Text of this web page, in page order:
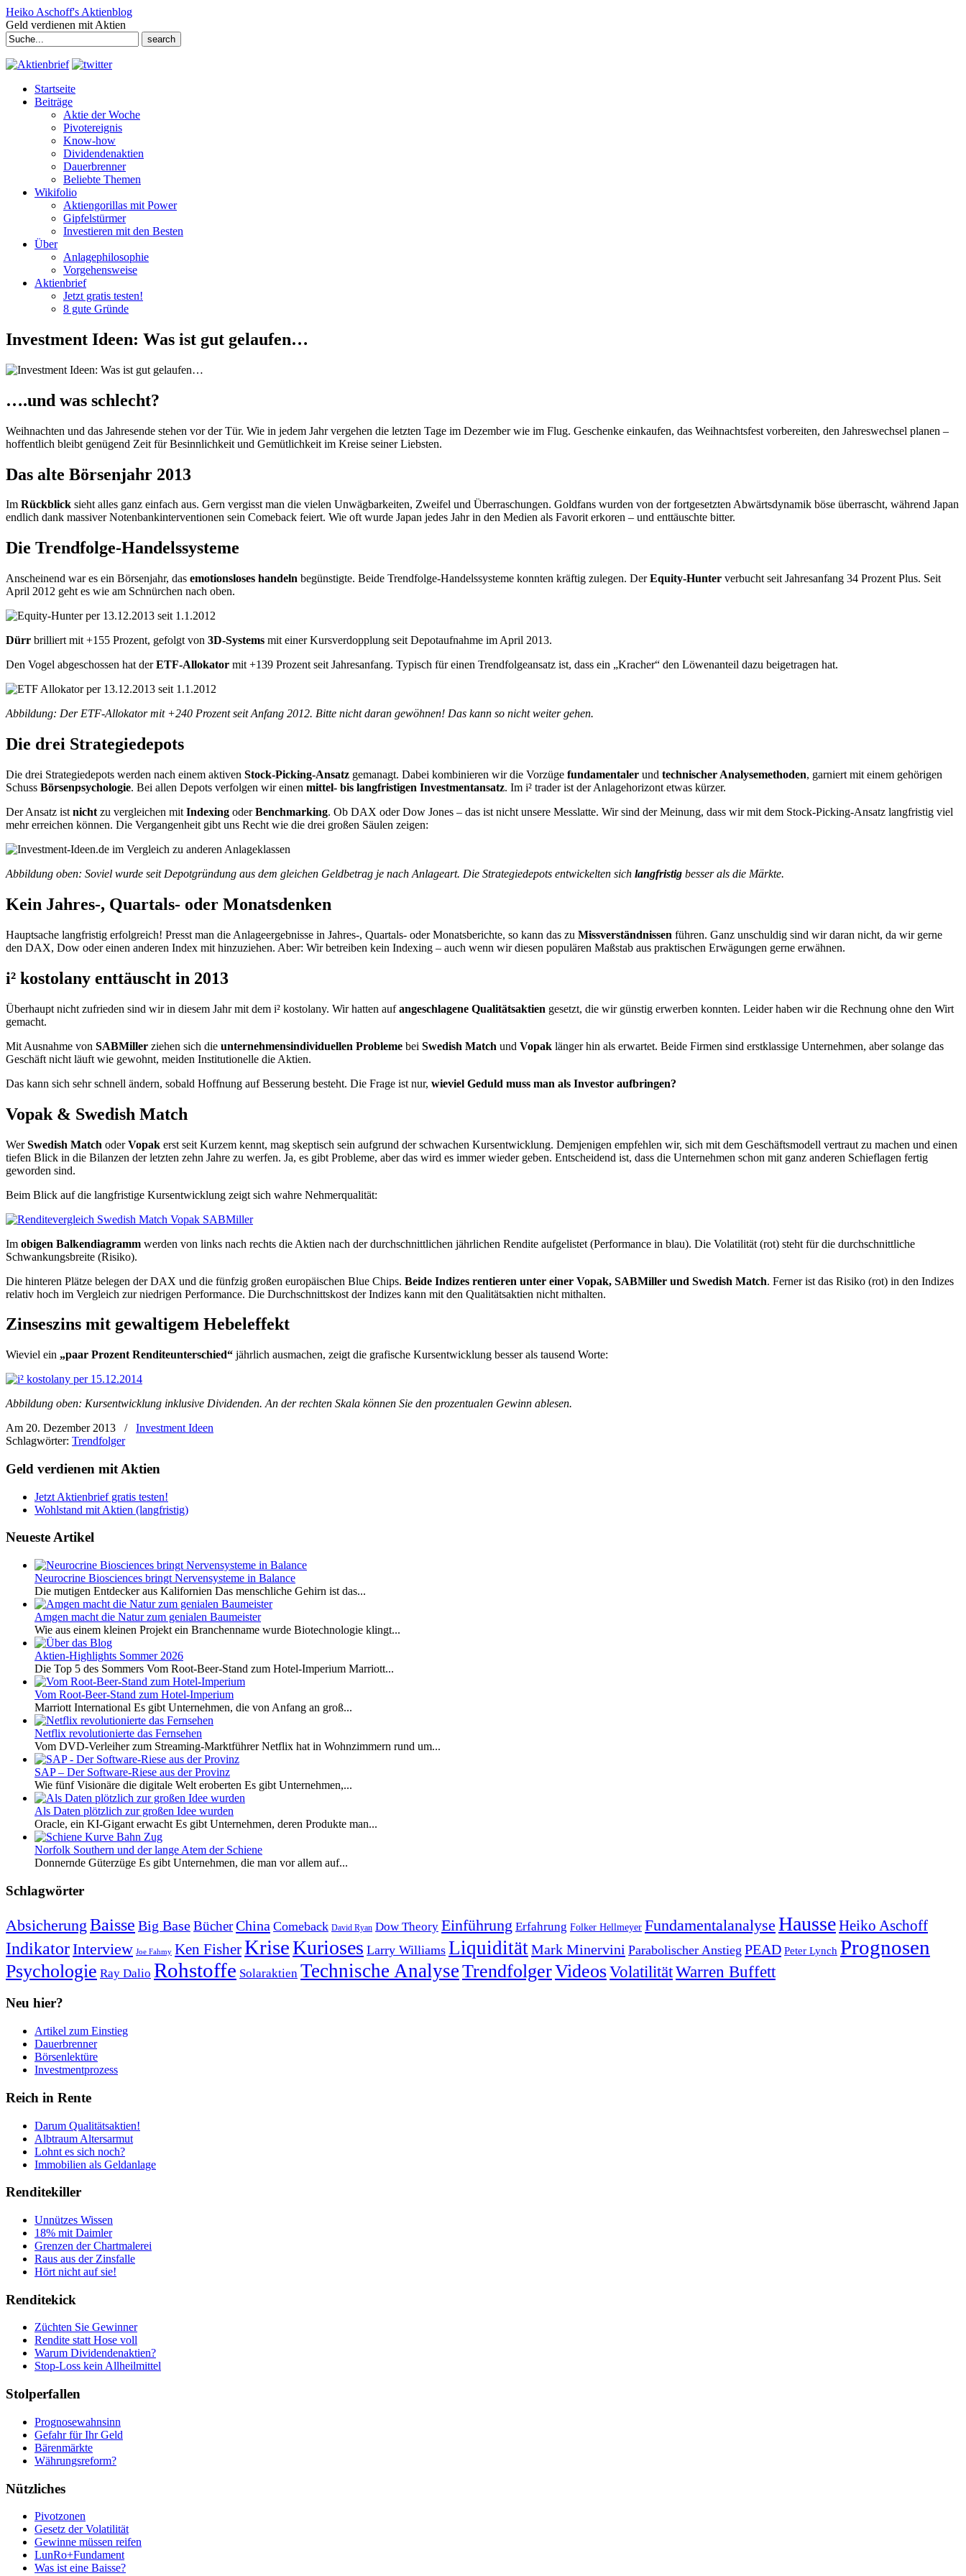
Heiko Aschoff's Aktienblog
Geld verdienen mit Aktien
Search
for:
Startseite
Beiträge
Aktie der Woche
Pivotereignis
Know-how
Dividendenaktien
Dauerbrenner
Beliebte Themen
Wikifolio
Aktiengorillas mit Power
Gipfelstürmer
Investieren mit den Besten
Über
Anlagephilosophie
Vorgehensweise
Aktienbrief
Jetzt gratis testen!
8 gute Gründe
Investment Ideen: Was ist gut gelaufen…
….und was schlecht?
Weihnachten und das Jahresende stehen vor der Tür. Wie in jedem Jahr vergehen die letzten Tage im Dezember wie im Flug. Geschenke einkaufen, das Weihnachtsfest vorbereiten, den Jahreswechsel planen –
hoffentlich bleibt genügend Zeit für Besinnlichkeit und Gemütlichkeit im Kreise seiner Liebsten.
Das alte Börsenjahr 2013
Im Rückblick sieht alles ganz einfach aus. Gern vergisst man die vielen Unwägbarkeiten, Zweifel und Überraschungen. Goldfans wurden von der fortgesetzten Abwärtsdynamik böse überrascht, während Japan
endlich dank massiver Notenbankinterventionen sein Comeback feiert. Wie oft wurde Japan jedes Jahr in den Medien als Favorit erkoren – und enttäuschte bitter.
Die Trendfolge-Handelssysteme
Anscheinend war es ein Börsenjahr, das emotionsloses handeln begünstigte. Beide Trendfolge-Handelssysteme konnten kräftig zulegen. DerEquity-Hunter verbucht seit Jahresanfang 34 Prozent Plus. Seit
April 2012 geht es wie am Schnürchen nach oben.
Dürr brilliert mit +155 Prozent, gefolgt von 3D-Systems mit einer Kursverdopplung seit Depotaufnahme im April 2013.
Den Vogel abgeschossen hat derETF-Allokator mit +139 Prozent seit Jahresanfang. Typisch für einen Trendfolgeansatz ist, dass ein „Kracher“ den Löwenanteil dazu beigetragen hat.
Abbildung: Der ETF-Allokator mit +240 Prozent seit Anfang 2012. Bitte nicht daran gewöhnen! Das kann so nicht weiter gehen.
Die drei Strategiedepots
Die drei Strategiedepots werden nach einem aktiven Stock-Picking-Ansatz gemanagt. Dabei kombinieren wir die Vorzüge fundamentaler und technischer Analysemethoden, garniert mit einem gehörigen
Schuss Börsenpsychologie. Bei allen Depots verfolgen wir einen mittel- bis langfristigen Investmentansatz. Im i² trader ist der Anlagehorizont etwas kürzer.
Der Ansatz ist nicht zu vergleichen mit Indexing oderBenchmarking. Ob DAX oder Dow Jones – das ist nicht unsere Messlatte. Wir sind der Meinung, dass wir mit dem Stock-Picking-Ansatz langfristig viel
mehr erreichen können. Die Vergangenheit gibt uns Recht wie die drei großen Säulen zeigen:
Abbildung oben: Soviel wurde seit Depotgründung aus dem gleichen Geldbetrag je nach Anlageart. Die Strategiedepots entwickelten sich langfristig besser als die Märkte.
Kein Jahres-, Quartals- oder Monatsdenken
Hauptsache langfristig erfolgreich! Presst man die Anlageergebnisse in Jahres-, Quartals- oder Monatsberichte, so kann das zu Missverständnissen führen. Ganz unschuldig sind wir daran nicht, da wir gerne
den DAX, Dow oder einen anderen Index mit hinzuziehen. Aber: Wir betreiben kein Indexing – auch wenn wir diesen populären Maßstab aus praktischen Erwägungen gerne erwähnen.
i² kostolany enttäuscht in 2013
Überhaupt nicht zufrieden sind wir in diesem Jahr mit dem i² kostolany. Wir hatten aufangeschlagene Qualitätsaktien gesetzt, die wir günstig erwerben konnten. Leider haben wir die Rechnung ohne den Wirt
gemacht.
Mit Ausnahme von SABMiller ziehen sich die unternehmensindividuellen Probleme bei Swedish Match und Vopak länger hin als erwartet. Beide Firmen sind erstklassige Unternehmen, aber solange das
Geschäft nicht läuft wie gewohnt, meiden Institutionelle die Aktien.
Das kann sich sehr schnell ändern, sobald Hoffnung auf Besserung besteht. Die Frage ist nur, wieviel Geduld muss man als Investor aufbringen?
Vopak & Swedish Match
WerSwedish Match oderVopak erst seit Kurzem kennt, mag skeptisch sein aufgrund der schwachen Kursentwicklung. Demjenigen empfehlen wir, sich mit dem Geschäftsmodell vertraut zu machen und einen
tiefen Blick in die Bilanzen der letzten zehn Jahre zu werfen. Ja, es gibt Probleme, aber das wird es immer wieder geben. Entscheidend ist, dass die Unternehmen schon mit ganz anderen Schieflagen fertig
geworden sind.
Beim Blick auf die langfristige Kursentwicklung zeigt sich wahre Nehmerqualität:
Im obigen Balkendiagramm werden von links nach rechts die Aktien nach der durchschnittlichen jährlichen Rendite aufgelistet (Performance in blau). Die Volatilität (rot) steht für die durchschnittliche
Schwankungsbreite (Risiko).
Die hinteren Plätze belegen der DAX und die fünfzig großen europäischen Blue Chips. Beide Indizes rentieren unter einer Vopak, SABMiller und Swedish Match. Ferner ist das Risiko (rot) in den Indizes
relativ hoch im Vergleich zur niedrigen Performance. Die Durchschnittskost der Indizes kann mit den Qualitätsaktien nicht mithalten.
Zinseszins mit gewaltigem Hebeleffekt
Wieviel ein „paar Prozent Renditeunterschied“ jährlich ausmachen, zeigt die grafische Kursentwicklung besser als tausend Worte:
Abbildung oben: Kursentwicklung inklusive Dividenden. An der rechten Skala können Sie den prozentualen Gewinn ablesen.
Am 20. Dezember 2013
/
Investment Ideen
Schlagwörter: Trendfolger
Geld verdienen mit Aktien
Jetzt Aktienbrief gratis testen!
Wohlstand mit Aktien (langfristig)
Neueste Artikel
Neurocrine Biosciences bringt Nervensysteme in Balance
Die mutigen Entdecker aus Kalifornien Das menschliche Gehirn ist das...
Amgen macht die Natur zum genialen Baumeister
Wie aus einem kleinen Projekt ein Branchenname wurde Biotechnologie klingt...
Aktien-Highlights Sommer 2026
Die Top 5 des Sommers Vom Root-Beer-Stand zum Hotel-Imperium Marriott...
Vom Root-Beer-Stand zum Hotel-Imperium
Marriott International Es gibt Unternehmen, die von Anfang an groß...
Netflix revolutionierte das Fernsehen
Vom DVD-Verleiher zum Streaming-Marktführer Netflix hat in Wohnzimmern rund um...
SAP – Der Software-Riese aus der Provinz
Wie fünf Visionäre die digitale Welt eroberten Es gibt Unternehmen,...
Als Daten plötzlich zur großen Idee wurden
Oracle, ein KI-Gigant erwacht Es gibt Unternehmen, deren Produkte man...
Norfolk Southern und der lange Atem der Schiene
Donnernde Güterzüge Es gibt Unternehmen, die man vor allem auf...
Schlagwörter
Absicherung Baisse Big BaseBücherChina Comeback David Ryan Dow Theory Einführung Erfahrung Folker Hellmeyer Fundamentalanalyse HausseHeiko Aschoff
IndikatorInterview Joe Fahmy Ken FisherKriseKurioses Larry Williams LiquiditätMark Minervini Parabolischer Anstieg PEAD Peter Lynch Prognosen
Psychologie Ray Dalio Rohstoffe Solaraktien Technische AnalyseTrendfolgerVideosVolatilitätWarren Buffett
Neu hier?
Artikel zum Einstieg
Dauerbrenner
Börsenlektüre
Investmentprozess
Reich in Rente
Darum Qualitätsaktien!
Albtraum Altersarmut
Lohnt es sich noch?
Immobilien als Geldanlage
Renditekiller
Unnützes Wissen
18% mit Daimler
Grenzen der Chartmalerei
Raus aus der Zinsfalle
Hört nicht auf sie!
Renditekick
Züchten Sie Gewinner
Rendite statt Hose voll
Warum Dividendenaktien?
Stop-Loss kein Allheilmittel
Stolperfallen
Prognosewahnsinn
Gefahr für Ihr Geld
Bärenmärkte
Währungsreform?
Nützliches
Pivotzonen
Gesetz der Volatilität
Gewinne müssen reifen
LunRo+Fundament
Was ist eine Baisse?